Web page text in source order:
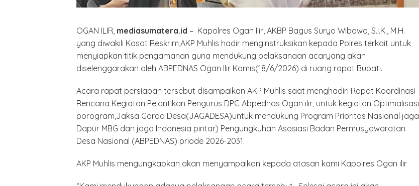
OGAN ILIR, mediasumatera.id – Kapolres Ogan Ilir, AKBP Bagus Suryo Wibowo, S.I.K., M.H.
yang diwakili Kasat Reskrim,AKP Muhlis hadir menginstruksikan kepada Polres terkait untuk
menyiapkan titik pengamanan guna mendukung pelaksanaan acaryang akan
diselenggarakan oleh ABPEDNAS Ogan Ilir Kamis(18/6/2026) di ruang rapat Bupati.
Acara rapat persiapan tersebut disampaikan AKP Muhlis saat menghadiri Rapat Koordinasi
Rencana Kegiatan Pelantikan Pengurus DPC Abpednas Ogan ilir, untuk kegiatan Optimalisasi
porogram,Jaksa Garda Desa(JAGADESA)untuk mendukung Program Prioritas Nasional jaga
Dapur MBG dan jaga Indonesia pintar) Pengungkuhan Asosiasi Badan Permusyawaratan
Desa Nasional (ABPEDNAS) priode 2026-2031.
AKP Muhlis mengungkapkan akan menyampaikan kepada atasan kami Kapolres Ogan ilir